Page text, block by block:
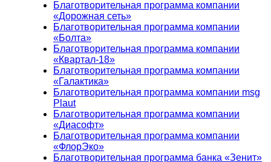
Благотворительная программа компании
«Дорожная сеть»
Благотворительная программа компании
«Болта»
Благотворительная программа компании
«Квартал-18»
Благотворительная программа компании
«Галактика»
Благотворительная программа компании msg
Plaut
Благотворительная программа компании
«Диасофт»
Благотворительная программа компании
«ФлорЭко»
Благотворительная программа банка «Зенит»